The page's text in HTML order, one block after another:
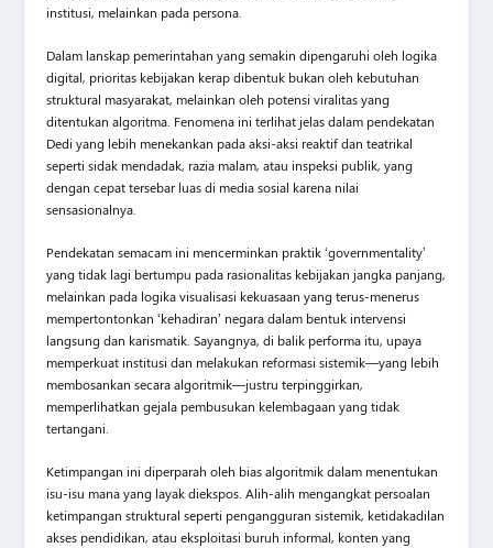
institusi, melainkan pada persona.
Dalam lanskap pemerintahan yang semakin dipengaruhi oleh logika
digital, prioritas kebijakan kerap dibentuk bukan oleh kebutuhan
struktural masyarakat, melainkan oleh potensi viralitas yang
ditentukan algoritma. Fenomena ini terlihat jelas dalam pendekatan
Dedi yang lebih menekankan pada aksi-aksi reaktif dan teatrikal
seperti sidak mendadak, razia malam, atau inspeksi publik, yang
dengan cepat tersebar luas di media sosial karena nilai
sensasionalnya.
Pendekatan semacam ini mencerminkan praktik ‘governmentality’
yang tidak lagi bertumpu pada rasionalitas kebijakan jangka panjang,
melainkan pada logika visualisasi kekuasaan yang terus-menerus
mempertontonkan ‘kehadiran’ negara dalam bentuk intervensi
langsung dan karismatik. Sayangnya, di balik performa itu, upaya
memperkuat institusi dan melakukan reformasi sistemik—yang lebih
membosankan secara algoritmik—justru terpinggirkan,
memperlihatkan gejala pembusukan kelembagaan yang tidak
tertangani.
Ketimpangan ini diperparah oleh bias algoritmik dalam menentukan
isu-isu mana yang layak diekspos. Alih-alih mengangkat persoalan
ketimpangan struktural seperti pengangguran sistemik, ketidakadilan
akses pendidikan, atau eksploitasi buruh informal, konten yang